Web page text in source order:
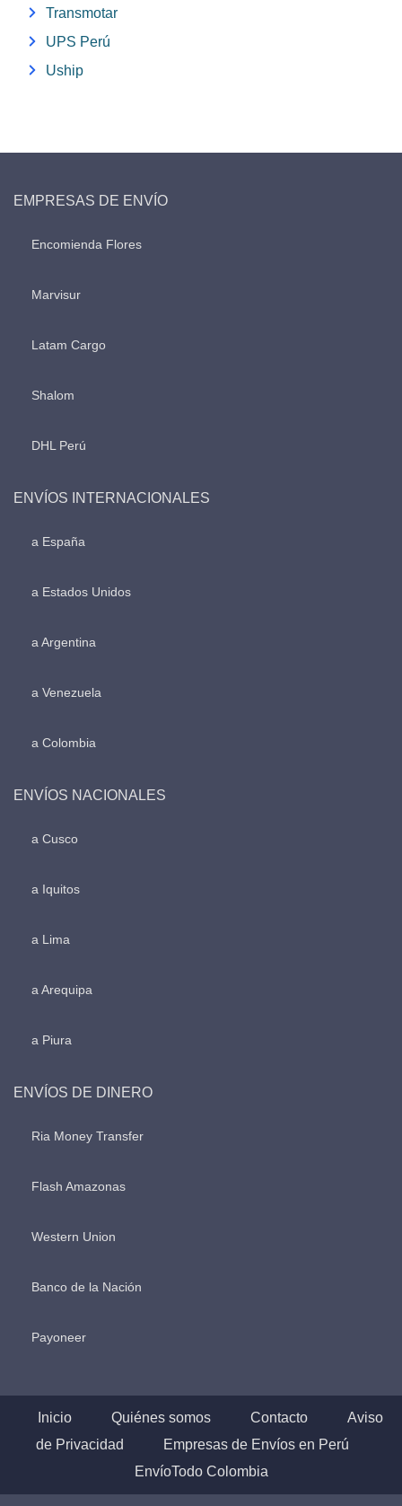
Transmotar
UPS Perú
Uship
EMPRESAS DE ENVÍO
Encomienda Flores
Marvisur
Latam Cargo
Shalom
DHL Perú
ENVÍOS INTERNACIONALES
a España
a Estados Unidos
a Argentina
a Venezuela
a Colombia
ENVÍOS NACIONALES
a Cusco
a Iquitos
a Lima
a Arequipa
a Piura
ENVÍOS DE DINERO
Ria Money Transfer
Flash Amazonas
Western Union
Banco de la Nación
Payoneer
Inicio Quiénes somos Contacto
Aviso
de Privacidad
Empresas de Envíos en Perú
EnvíoTodo Colombia